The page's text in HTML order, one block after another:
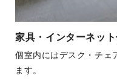
家具・インターネッ
個室内にはデスク・チェ
ます。